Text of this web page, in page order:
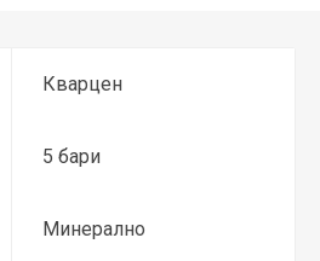
Кварцен
5 бари
Минерално